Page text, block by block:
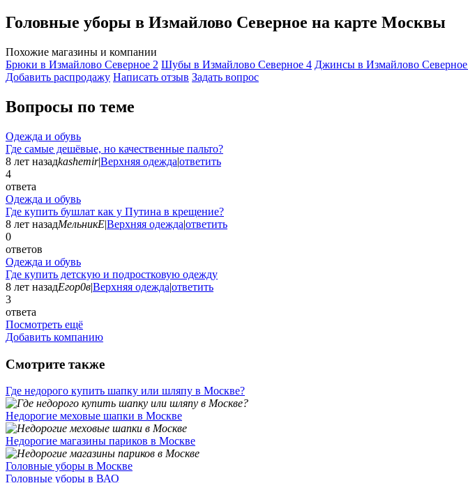
Головные уборы в Измайлово Северное на карте Москвы
Похожие магазины и компании
Брюки в Измайлово Северное 2 Шубы в Измайлово Северное 4 Джинсы в Измайлово Северное
Добавить раcпродажу Написать отзыв Задать вопрос
Вопросы по теме
Одежда и обувь
Где самые дешёвые, но качественные пальто?
8 лет назадkashemir|Верхняя одежда|ответить
4
ответа
Одежда и обувь
Где купить бушлат как у Путина в крещение?
8 лет назадМельникЕ|Верхняя одежда|ответить
0
ответов
Одежда и обувь
Где купить детскую и подростковую одежду
8 лет назадЕгор0в|Верхняя одежда|ответить
3
ответа
Посмотреть ещё
Добавить компанию
Смотрите также
Где недорого купить шапку или шляпу в Москве?
Недорогие меховые шапки в Москве
Недорогие магазины париков в Москве
Головные уборы в Москве
Головные уборы в ВАО